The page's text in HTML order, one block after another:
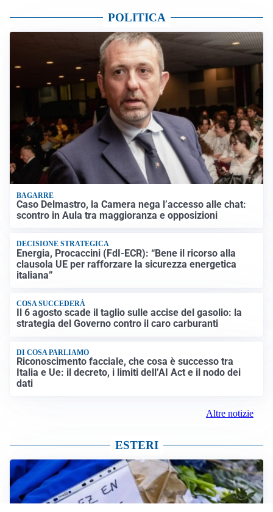
POLITICA
BAGARRE
Caso Delmastro, la Camera nega l’accesso alle chat:
scontro in Aula tra maggioranza e opposizioni
DECISIONE STRATEGICA
Energia, Procaccini (FdI-ECR): “Bene il ricorso alla
clausola UE per rafforzare la sicurezza energetica
italiana”
COSA SUCCEDERÀ
Il 6 agosto scade il taglio sulle accise del gasolio: la
strategia del Governo contro il caro carburanti
DI COSA PARLIAMO
Riconoscimento facciale, che cosa è successo tra
Italia e Ue: il decreto, i limiti dell’AI Act e il nodo dei
dati
Altre notizie
ESTERI